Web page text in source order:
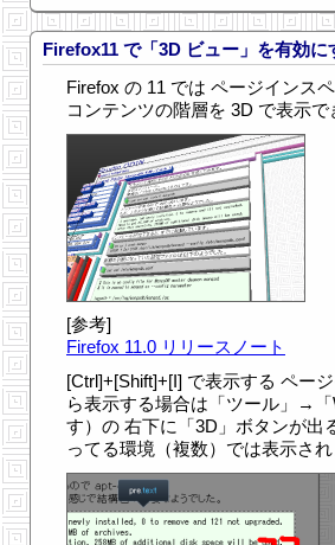
Firefox11 で「3D ビュー」を有効に
Firefox の 11 では ページインス
コンテンツの階層を 3D で表示
[参考]
Firefox 11.0 リリースノート
[Ctrl]+[Shift]+[I] で表示する ペー
ら表示する場合は「ツール」→
す）の 右下に「3D」ボタンが出
ってる環境（複数）では表示され